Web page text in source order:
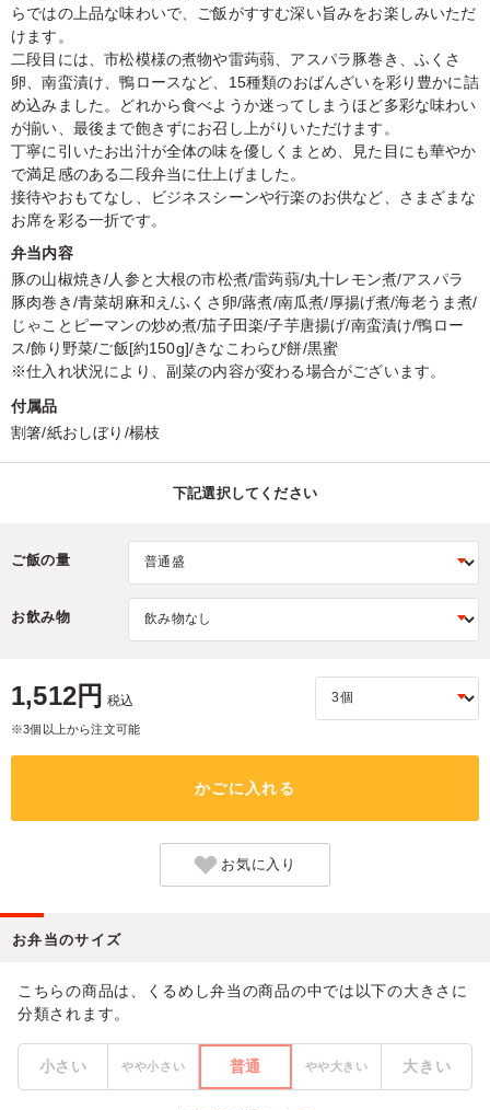
らではの上品な味わいで、ご飯がすすむ深い旨みをお楽しみいただ
けます。
二段目には、市松模様の煮物や雷蒟蒻、アスパラ豚巻き、ふくさ
卵、南蛮漬け、鴨ロースなど、15種類のおばんざいを彩り豊かに詰
め込みました。どれから食べようか迷ってしまうほど多彩な味わい
が揃い、最後まで飽きずにお召し上がりいただけます。
丁寧に引いたお出汁が全体の味を優しくまとめ、見た目にも華やか
で満足感のある二段弁当に仕上げました。
接待やおもてなし、ビジネスシーンや行楽のお供など、さまざまな
お席を彩る一折です。
弁当内容
豚の山椒焼き/人参と大根の市松煮/雷蒟蒻/丸十レモン煮/アスパラ
豚肉巻き/青菜胡麻和え/ふくさ卵/蕗煮/南瓜煮/厚揚げ煮/海老うま煮/
じゃことピーマンの炒め煮/茄子田楽/子芋唐揚げ/南蛮漬け/鴨ロー
ス/飾り野菜/ご飯[約150g]/きなこわらび餅/黒蜜
※仕入れ状況により、副菜の内容が変わる場合がございます。
付属品
割箸/紙おしぼり/楊枝
下記選択してください
ご飯の量
お飲み物
1,512円 税込
※3個以上から注文可能
かごに入れる
お気に入り
お弁当のサイズ
こちらの商品は、くるめし弁当の商品の中では以下の大きさに
分類されます。
小さい やや小さい 普通 やや大きい 大きい